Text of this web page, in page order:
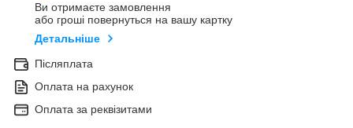
Ви отримаєте замовлення
або гроші повернуться на вашу картку
Детальніше
Післяплата
Оплата на рахунок
Оплата за реквізитами